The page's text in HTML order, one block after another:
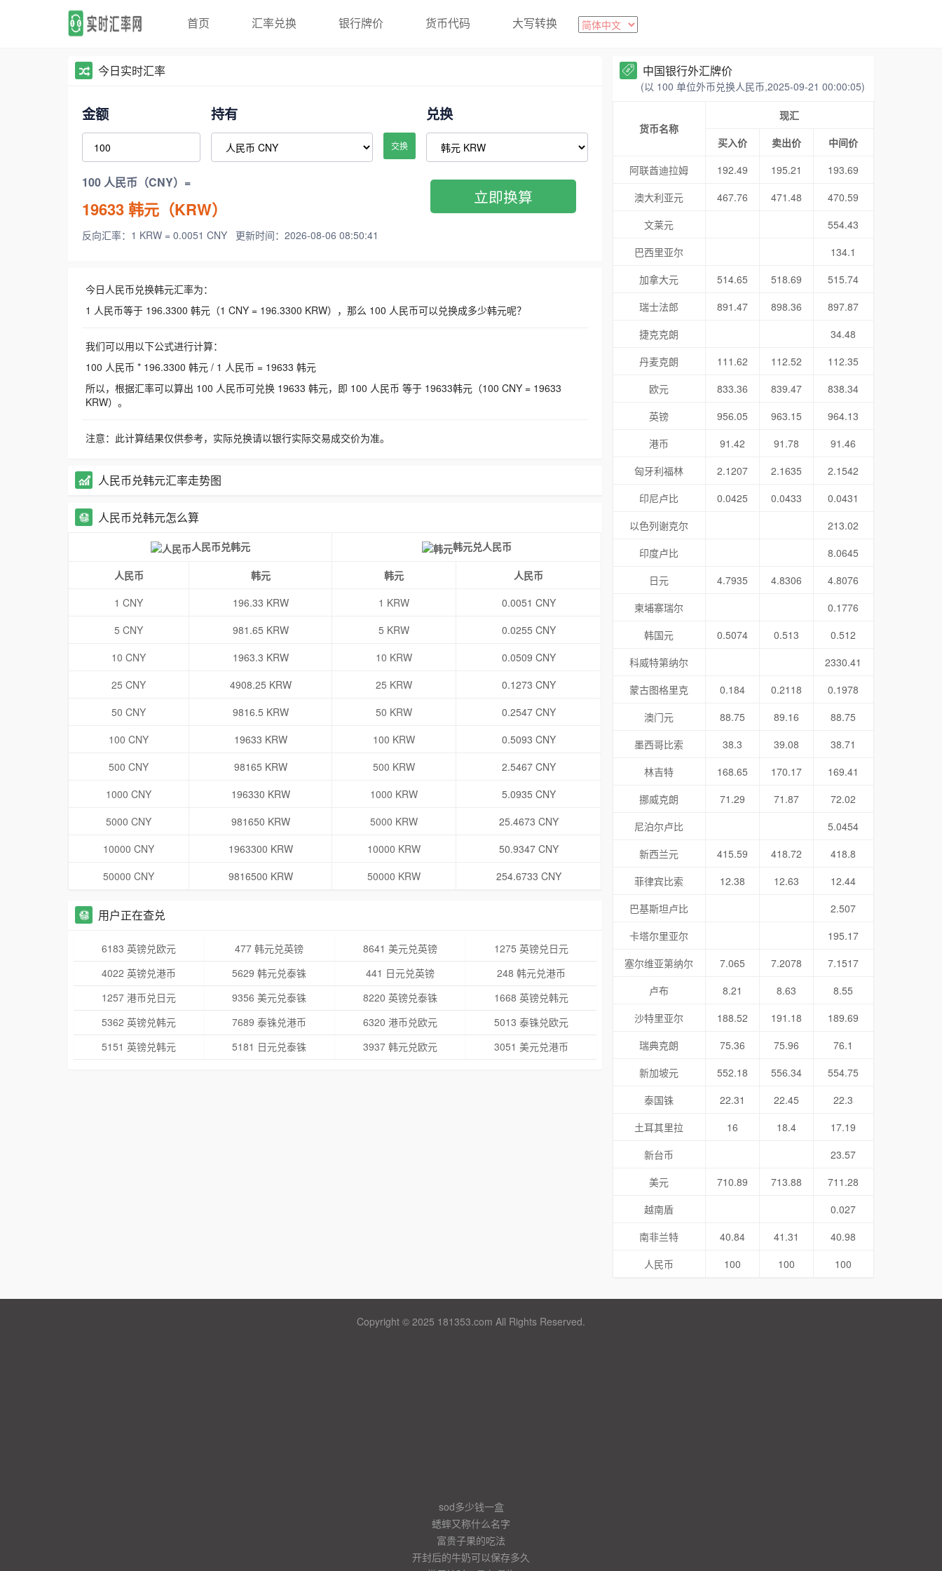
首页 汇率兑换 银行牌价 货币代码 大写转换
今日实时汇率
金额 持有
交换
兑换
100 人民币（CNY）=
19633韩元（KRW）
反向汇率：1 KRW = 0.0051 CNY 更新时间：2026-08-06 08:50:41
立即换算
今日人民币兑换韩元汇率为：
1 人民币等于 196.3300 韩元（1 CNY = 196.3300 KRW），那么 100 人民币可以兑换成多少韩元呢？
我们可以用以下公式进行计算：
100 人民币 * 196.3300 韩元 / 1 人民币 = 19633 韩元
所以，根据汇率可以算出 100 人民币可兑换 19633 韩元，即 100 人民币 等于 19633韩元（100 CNY = 19633
KRW）。
注意：此计算结果仅供参考，实际兑换请以银行实际交易成交价为准。
人民币兑韩元汇率走势图
人民币兑韩元怎么算
人民币兑韩元 韩元兑人民币
人民币 韩元 韩元
人民币
1 CNY
196.33 KRW 1 KRW
0.0051 CNY
5 CNY
981.65 KRW 5 KRW
0.0255 CNY
10 CNY
1963.3 KRW 10 KRW
0.0509 CNY
25 CNY
4908.25 KRW 25 KRW
0.1273 CNY
50 CNY
9816.5 KRW 50 KRW
0.2547 CNY
100 CNY
19633 KRW 100 KRW
0.5093 CNY
500 CNY
98165 KRW 500 KRW
2.5467 CNY
1000 CNY
196330 KRW 1000 KRW
5.0935 CNY
5000 CNY
981650 KRW 5000 KRW
25.4673 CNY
10000 CNY
1963300 KRW 10000 KRW
50.9347 CNY
50000 CNY
9816500 KRW 50000 KRW 254.6733 CNY
用户正在查兑
6183 英镑兑欧元 477 韩元兑英镑 8641 美元兑英镑
1275 英镑兑日元
4022 英镑兑港币
5629 韩元兑泰铢 441 日元兑英镑
248 韩元兑港币
1257 港币兑日元
9356 美元兑泰铢 8220 英镑兑泰铢
1668 英镑兑韩元
5362 英镑兑韩元
7689 泰铢兑港币 6320 港币兑欧元
5013 泰铢兑欧元
5151 英镑兑韩元
5181 日元兑泰铢 3937 韩元兑欧元 3051 美元兑港币
中国银行外汇牌价
(以 100 单位外币兑换人民币,2025-09-21 00:00:05)
货币名称
现汇
买入价
卖出价
中间价
阿联酋迪拉姆
192.49 195.21
193.69
澳大利亚元
467.76 471.48
470.59
文莱元
554.43
巴西里亚尔
134.1
加拿大元
514.65 518.69
515.74
瑞士法郎
891.47 898.36
897.87
捷克克朗
34.48
丹麦克朗
111.62 112.52
112.35
欧元
833.36 839.47
838.34
英镑
956.05 963.15
964.13
港币
91.42 91.78
91.46
匈牙利福林
2.1207 2.1635
2.1542
印尼卢比
0.0425 0.0433
0.0431
以色列谢克尔
213.02
印度卢比
8.0645
日元
4.7935 4.8306
4.8076
柬埔寨瑞尔
0.1776
韩国元
0.5074 0.513
0.512
科威特第纳尔
2330.41
蒙古图格里克
0.184 0.2118
0.1978
澳门元
88.75 89.16
88.75
墨西哥比索
38.3 39.08
38.71
林吉特
168.65 170.17
169.41
挪威克朗
71.29 71.87
72.02
尼泊尔卢比
5.0454
新西兰元
415.59 418.72
418.8
菲律宾比索
12.38 12.63
12.44
巴基斯坦卢比
2.507
卡塔尔里亚尔
195.17
塞尔维亚第纳尔
7.065 7.2078
7.1517
卢布
8.21 8.63
8.55
沙特里亚尔
188.52 191.18
189.69
瑞典克朗
75.36 75.96
76.1
新加坡元
552.18 556.34
554.75
泰国铢
22.31 22.45
22.3
土耳其里拉
16 18.4
17.19
新台币
23.57
美元
710.89 713.88
711.28
越南盾
0.027
南非兰特
40.84 41.31
40.98
人民币
100 100 100
Copyright © 2025 181353.com All Rights Reserved.
sod多少钱一盒
蟋蟀又称什么名字
富贵子果的吃法
开封后的牛奶可以保存多久